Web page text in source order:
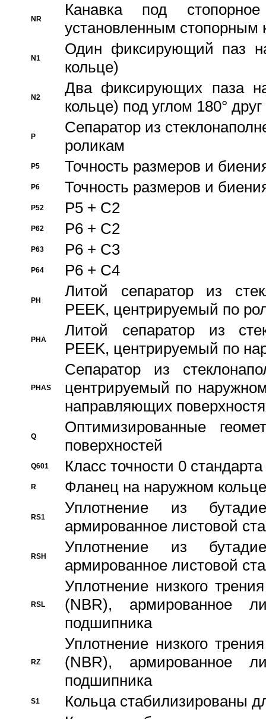
NR
Канавка под
установленным стопорным
N1
Один фиксирующий паз
кольце)
N2
Два фиксирующих паза
кольце) под углом 180° друг
P
Cепаратор из
роликам
P5 Точность размеров и
P6 Точность размеров и
P52 P5 + C2
P62 P6 + C2
P63 P6 + C3
P64 P6 + C4
PH
Литой сепаратор из
PEEK, центрируемый по
PHA
Литой сепаратор из
PEEK, центрируемый по
PHAS
Сепаратор из
центрируемый по
направляющих
Q
Оптимизированные
поверхностей
Q601 Класс точности 0
R Фланец на наружном кольце
RS1
Уплотнение из
армированное листовой
RSH
Уплотнение из
армированное листовой
RSL
Уплотнение низкого
(NBR), армированное
подшипника
RZ
Уплотнение низкого
(NBR), армированное
подшипника
S1 Кольца стабилизированы